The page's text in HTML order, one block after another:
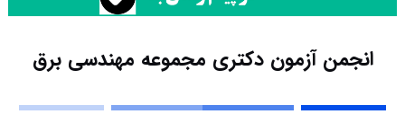
انجمن آزمون دکتری مجموعه مهندسی برق